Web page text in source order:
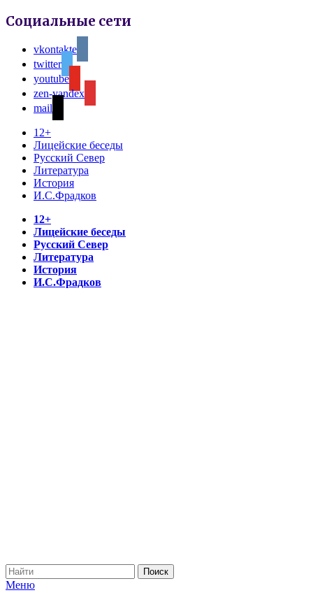
Социальные сети
vkontakte
twitter
youtube
zen-yandex
mail
12+
Лицейские беседы
Русский Север
Литература
История
И.С.Фрадков
12+
Лицейские беседы
Русский Север
Литература
История
И.С.Фрадков
Меню